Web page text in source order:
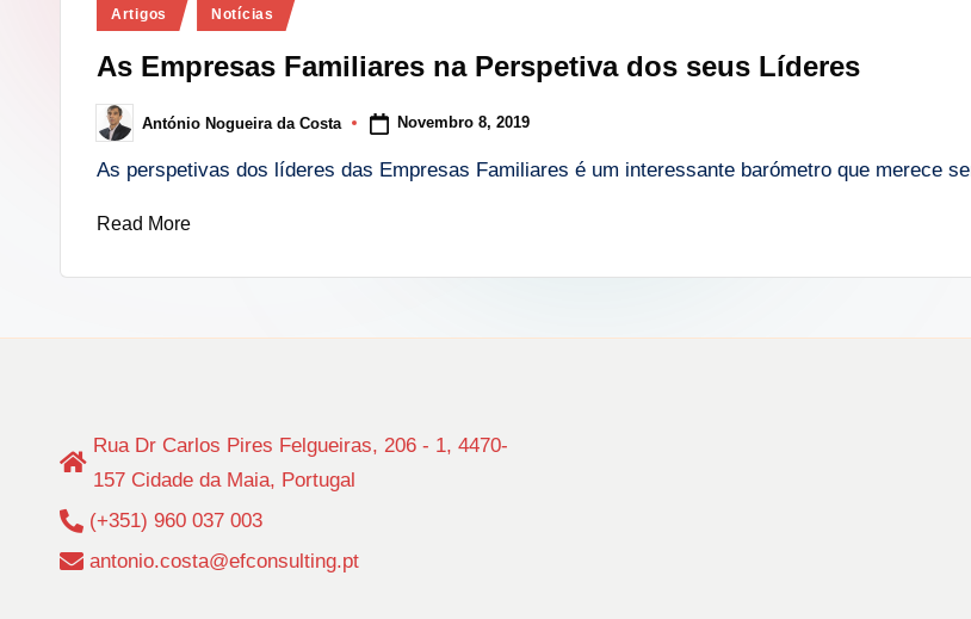
Posted
Artigos Notícias
As Empresas Familiares na Perspetiva dos seus Líderes
Posted
by
António Nogueira da Costa Novembro 8, 2019
As perspetivas dos líderes das Empresas Familiares é um interessante barómetro que merece
Read More
Rua Dr Carlos Pires Felgueiras, 206 - 1, 4470-
157 Cidade da Maia, Portugal
(+351) 960 037 003
antonio.costa@efconsulting.pt